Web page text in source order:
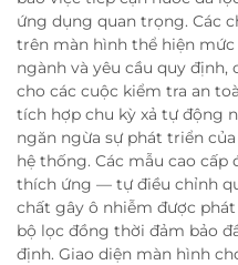
ứng dụng quan trọng. Các
trên màn hình thể hiện
ngành và yêu cầu quy
cho các cuộc kiểm tra an
tích hợp chu kỳ xả tự động
ngăn ngừa sự phát triển
hệ thống. Các mẫu cao
thích ứng — tự điều chỉnh
chất gây ô nhiễm được
bộ lọc đồng thời đảm bảo
định. Giao diện màn hình